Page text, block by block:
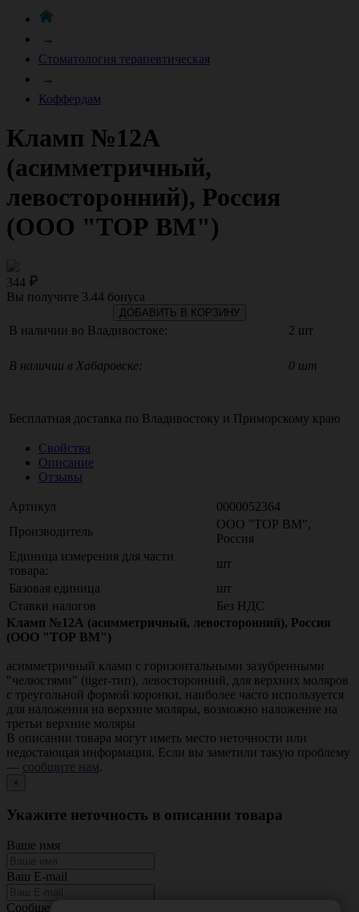
→
Стоматология терапевтическая
→
Коффердам
Кламп №12А
(асимметричный,
левосторонний), Россия
(ООО "ТОР ВМ")
344
Вы получите 3.44 бонуса
ДОБАВИТЬ В КОРЗИНУ
В наличии во Владивостоке: 2 шт
В наличии в Хабаровске: 0 шт
Бесплатная доставка по Владивостоку и Приморскому краю
Свойства
Описание
Отзывы
Артикул
0000052364
Производитель
ООО "ТОР ВМ",
Россия
Единица измерения для части
товара:
шт
Базовая единица
шт
Ставки налогов
Без НДС
Кламп №12А (асимметричный, левосторонний), Россия
(ООО "ТОР ВМ")
асимметричный кламп с горизонтальными зазубренными
"челюстями" (tiger-тип), левосторонний, для верхних моляров
с треугольной формой коронки, наиболее часто используется
для наложения на верхние моляры, возможно наложение на
третьи верхние моляры
В описании товара могут иметь место неточности или
недостающая информация. Если вы заметили такую проблему
— сообщите нам.
×
Укажите неточность в описании товара
Ваше имя
Ваш E-mail
Сообщение